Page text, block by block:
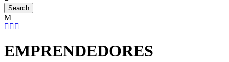
EMPRENDEDORES